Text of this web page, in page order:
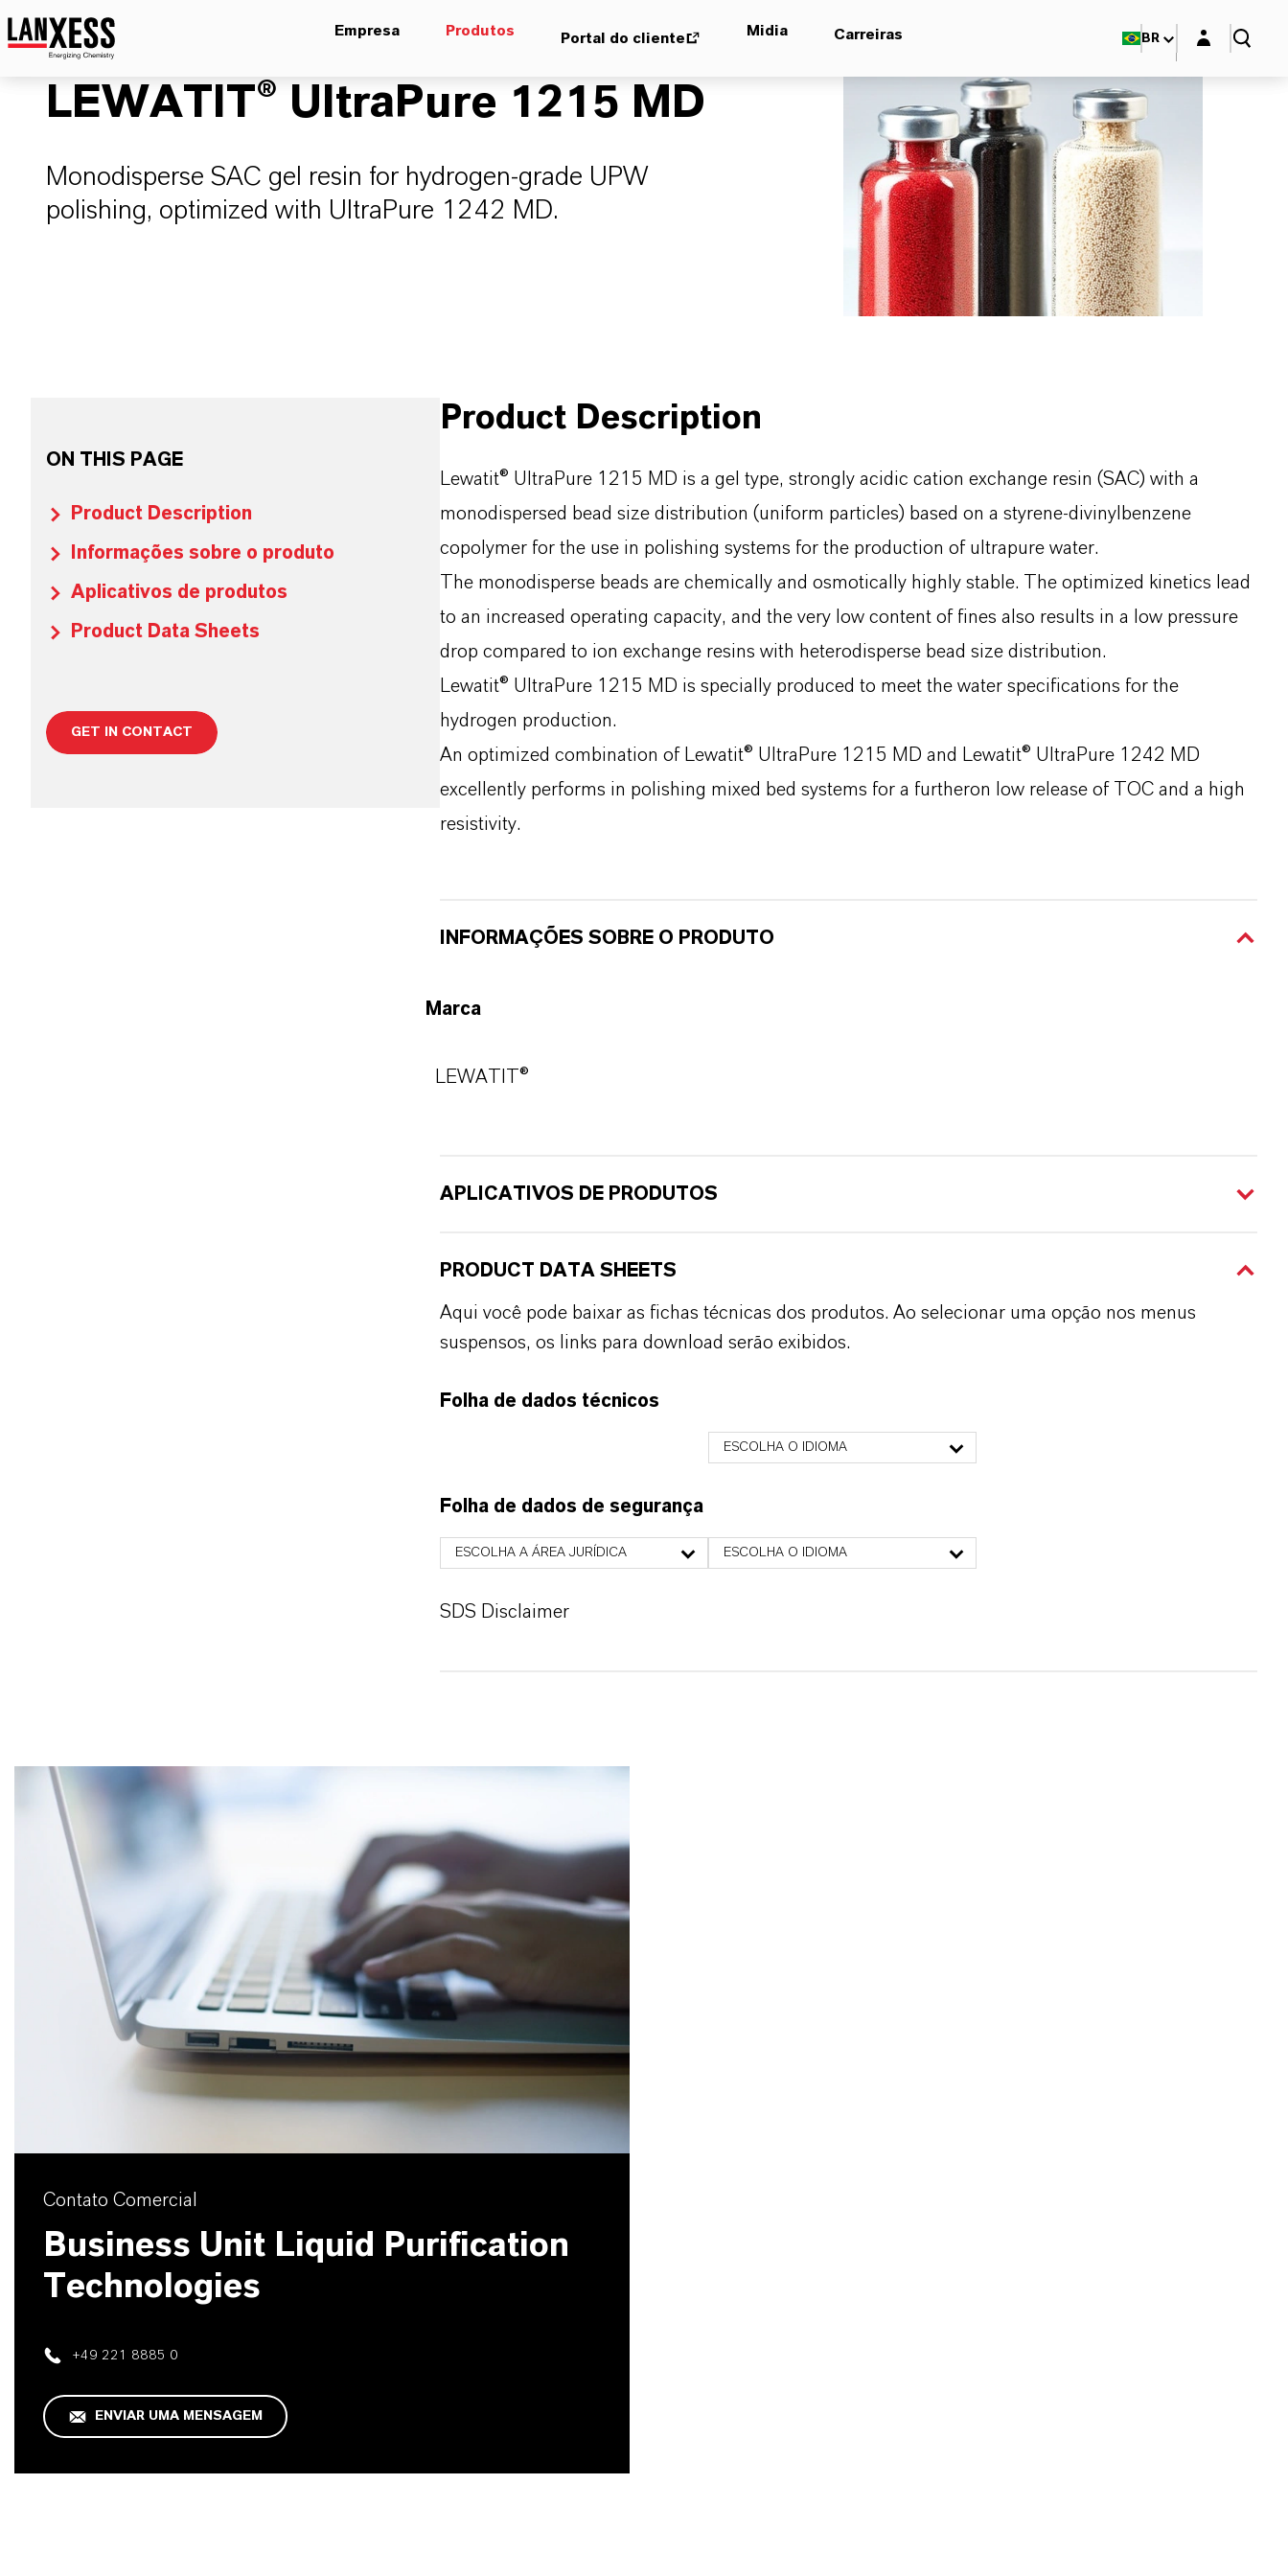
Empresa Produtos Portal do cliente Midia Carreiras BR Login layer
LEWATIT® UltraPure 1215 MD
Monodisperse SAC gel resin for hydrogen-grade UPW
polishing, optimized with UltraPure 1242 MD.
ON THIS PAGE
Product Description
Informações sobre o produto
Aplicativos de produtos
Product Data Sheets
GET IN CONTACT
Product Description
Lewatit® UltraPure 1215 MD is a gel type, strongly acidic cation exchange resin (SAC) with a
monodispersed bead size distribution (uniform particles) based on a styrene-divinylbenzene
copolymer for the use in polishing systems for the production of ultrapure water.
The monodisperse beads are chemically and osmotically highly stable. The optimized kinetics lead
to an increased operating capacity, and the very low content of fines also results in a low pressure
drop compared to ion exchange resins with heterodisperse bead size distribution.
Lewatit® UltraPure 1215 MD is specially produced to meet the water specifications for the
hydrogen production.
An optimized combination of Lewatit® UltraPure 1215 MD and Lewatit® UltraPure 1242 MD
excellently performs in polishing mixed bed systems for a furtheron low release of TOC and a high
resistivity.
INFORMAÇÕES SOBRE O PRODUTO
Marca
LEWATIT®
APLICATIVOS DE PRODUTOS
PRODUCT DATA SHEETS
Aqui você pode baixar as fichas técnicas dos produtos. Ao selecionar uma opção nos menus
suspensos, os links para download serão exibidos.
Folha de dados técnicos
ESCOLHA O IDIOMA
Folha de dados de segurança
ESCOLHA A ÁREA JURÍDICA ESCOLHA O IDIOMA
SDS Disclaimer
Contato Comercial
Business Unit Liquid Purification
Technologies
+49 221 8885 0
ENVIAR UMA MENSAGEM